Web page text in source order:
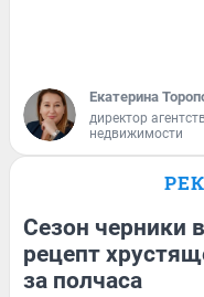
Екатерина
директор
недвижимости
Сезон черники
рецепт
за полчаса